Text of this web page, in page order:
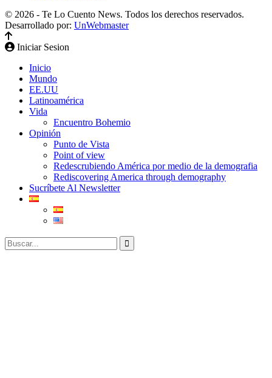
© 2026 - Te Lo Cuento News. Todos los derechos reservados.
Desarrollado por: UnWebmaster
Iniciar Sesion
Inicio
Mundo
EE.UU
Latinoamérica
Vida
Encuentro Bohemio
Opinión
Punto de Vista
Point of view
Redescrubiendo América por medio de la demografia
Rediscovering America through demography
Sucríbete Al Newsletter